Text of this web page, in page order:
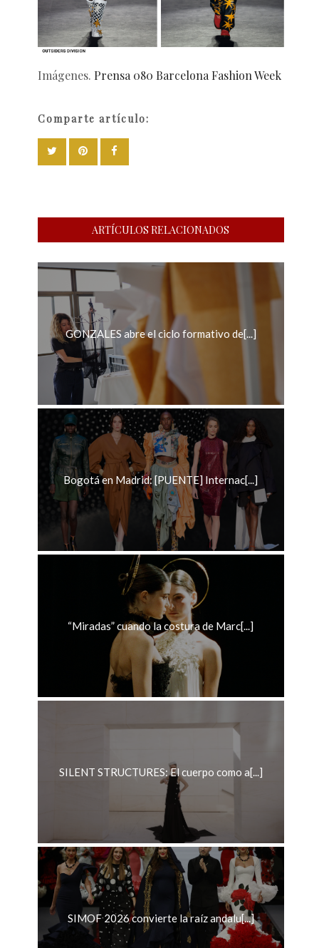
Imágenes. Prensa 080 Barcelona Fashion Week
Comparte artículo:
ARTÍCULOS RELACIONADOS
GONZALES abre el ciclo formativo de[...]
Bogotá en Madrid: [PUENTE] Internac[...]
“Miradas” cuando la costura de Marc[...]
SILENT STRUCTURES: El cuerpo como a[...]
SIMOF 2026 convierte la raíz andalu[...]